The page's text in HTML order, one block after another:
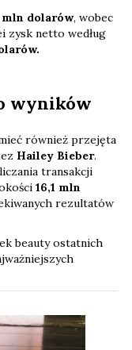
mln dolarów, wobec
zysk netto według
wyników
również przejęta
Hailey Bieber.
transakcji
16,1 mln
rezultatów
beauty ostatnich